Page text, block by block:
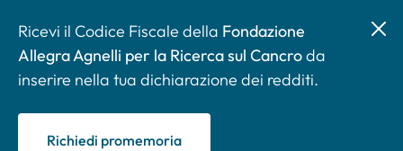
Ricevi il Codice Fiscale della Fondazione
Allegra Agnelli per la Ricerca sul Cancroda
inserire nella tua dichiarazione dei redditi.
Richiedi promemoria